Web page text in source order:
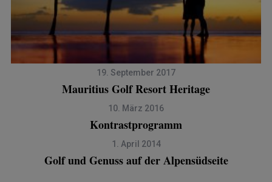
19. September 2017
Mauritius Golf Resort Heritage
10. März 2016
Kontrastprogramm
1. April 2014
Golf und Genuss auf der Alpensüdseite